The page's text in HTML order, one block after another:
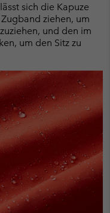
sich die Kapuze
ziehen, um
und den im
um den Sitz zu